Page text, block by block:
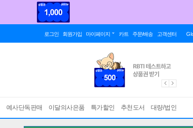
로그인 회원가입 마이페이지 카트 주문/배송 고객센터
예사단독판매 이달의사은품 특가할인 추천도서 대량/법인